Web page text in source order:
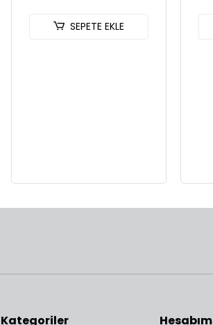
SEPETE EKLE
Kategoriler Hesabım